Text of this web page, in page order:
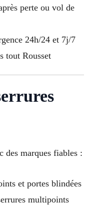
perte ou vol de
24h/24 et 7j/7
tout Rousset
des marques fiables :
et portes blindées
multipoints